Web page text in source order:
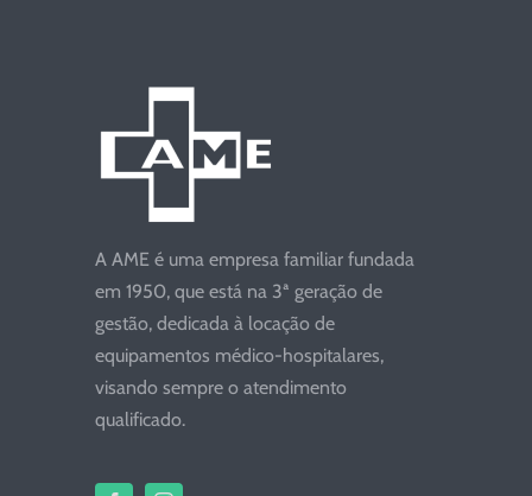
A AME é uma empresa familiar fundada
em 1950, que está na 3ª geração de
gestão, dedicada à locação de
equipamentos médico-hospitalares,
visando sempre o atendimento
qualificado.